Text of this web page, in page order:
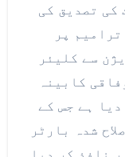
کی تصدیق کی
پر
سے کلیئر
کابینہ
ہے جس کے
شدہ بارٹر